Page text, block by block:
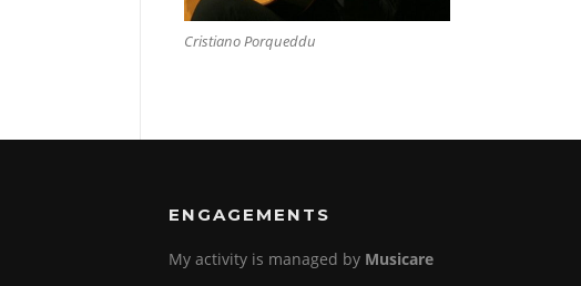
Cristiano Porqueddu
ENGAGEMENTS
My activity is managed by Musicare